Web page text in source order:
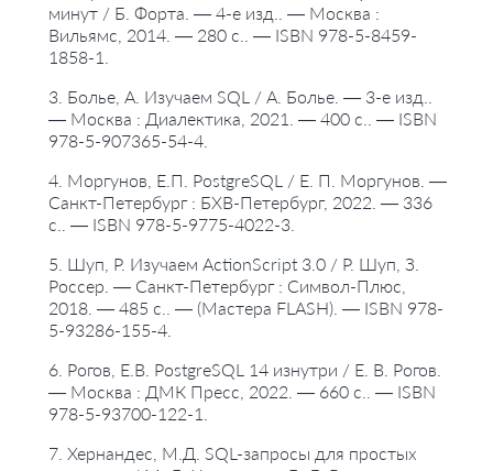
минут / Б. Форта. — 4-е изд.. — Москва :
Вильямс, 2014. — 280 с.. — ISBN 978-5-8459-
1858-1.
3. Болье, А. Изучаем SQL / А. Болье. — 3-е изд..
— Москва : Диалектика, 2021. — 400 с.. — ISBN
978-5-907365-54-4.
4. Моргунов, Е.П. PostgreSQL / Е. П. Моргунов. —
Санкт-Петербург : БХВ-Петербург, 2022. — 336
с.. — ISBN 978-5-9775-4022-3.
5. Шуп, Р. Изучаем ActionScript 3.0 / Р. Шуп, З.
Россер. — Санкт-Петербург : Символ-Плюс,
2018. — 485 с.. — (Мастера FLASH). — ISBN 978-
5-93286-155-4.
6. Рогов, Е.В. PostgreSQL 14 изнутри / Е. В. Рогов.
— Москва : ДМК Пресс, 2022. — 660 с.. — ISBN
978-5-93700-122-1.
7. Хернандес, М.Д. SQL-запросы для простых